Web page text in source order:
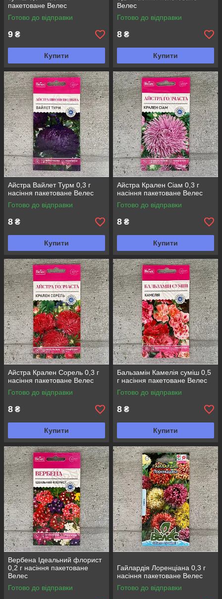
пакетоване Велес
Готово до відправки
9 ₴
Купити
Велес
Готово до відправки
8 ₴
Купити
Айстра Вайлет Турм 0,3 г
насіння пакетоване Велес
Готово до відправки
8 ₴
Купити
Айстра Крален Сіам 0,3 г
насіння пакетоване Велес
Готово до відправки
8 ₴
Купити
Айстра Крален Сорель 0,3 г
насіння пакетоване Велес
Готово до відправки
8 ₴
Купити
Бальзамін Камелія суміш 0,5
г насіння пакетоване Велес
Готово до відправки
8 ₴
Купити
Вербена Ідеальний флорист
0,2 г насіння пакетоване
Велес
Готово до відправки
Гайлардія Лоренціана 0,3 г
насіння пакетоване Велес
Готово до відправки